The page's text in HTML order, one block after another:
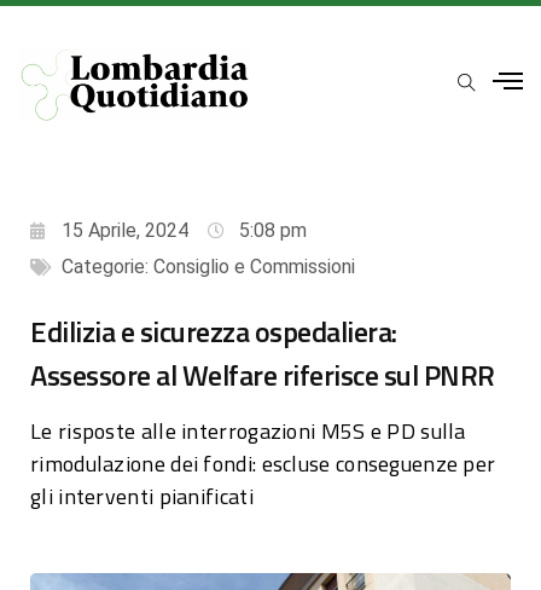
15 Aprile, 2024
5:08 pm
Categorie: Consiglio e Commissioni
Edilizia e sicurezza ospedaliera:
Assessore al Welfare riferisce sul PNRR
Le risposte alle interrogazioni M5S e PD sulla
rimodulazione dei fondi: escluse conseguenze per
gli interventi pianificati